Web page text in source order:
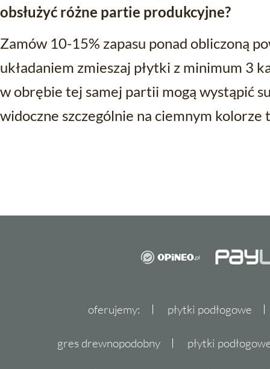
obsłużyć różne partie produkcyjne?
Zamów 10-15% zapasu ponad obliczoną
układaniem zmieszaj płytki z minimum 3
w obrębie tej samej partii mogą wystąpić
widoczne szczególnie na ciemnym kolorze
oferujemy: płytki podłogowe
gres drewnopodobny płytki